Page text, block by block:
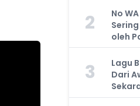
2
No
oleh
3
Lagu
Dari